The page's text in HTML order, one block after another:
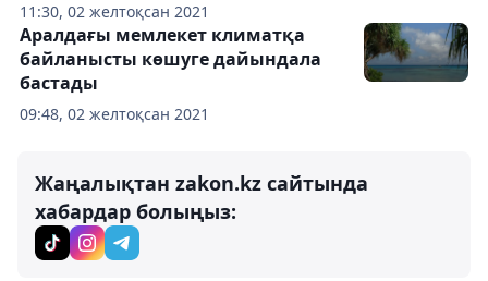
11:30, 02 желтоқсан 2021
09:48, 02 желтоқсан 2021
Аралдағы мемлекет климатқа
байланысты көшуге дайындала
бастады
Жаңалықтан zakon.kz сайтында
хабардар болыңыз: